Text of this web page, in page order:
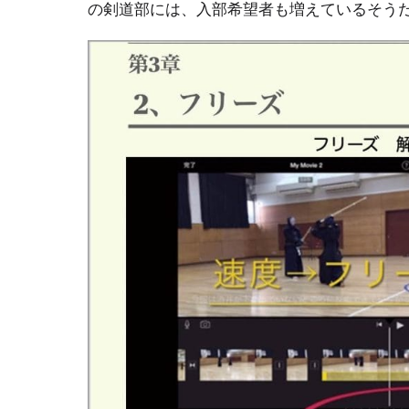
の剣道部には、入部希望者も増えているそう